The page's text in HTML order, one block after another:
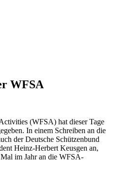
WFSA
(WFSA) hat dieser Tage
In einem Schreiben an die
der Deutsche Schützenbund
Heinz-Herbert Keusgen an,
im Jahr an die WFSA-